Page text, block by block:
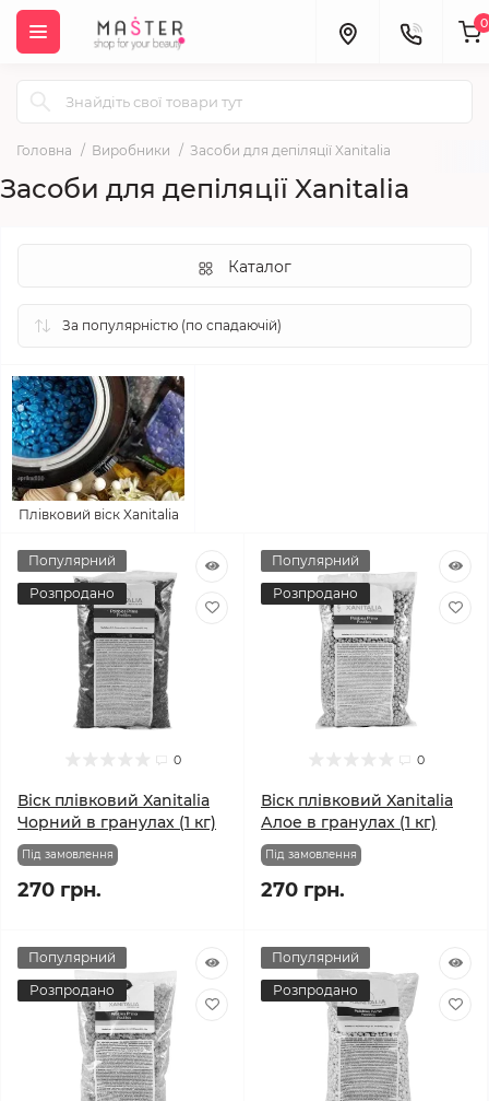
0
Головна Виробники Засоби для депіляції Xanitalia
Засоби для депіляції Xanitalia
Каталог
Плівковий віск Xanitalia
Популярний
Розпродано
0
Віск плівковий Xanitalia
Чорний в гранулах (1 кг)
Під замовлення
270 грн.
Популярний
Розпродано
0
Віск плівковий Xanitalia
Алое в гранулах (1 кг)
Під замовлення
270 грн.
Популярний
Розпродано
Популярний
Розпродано